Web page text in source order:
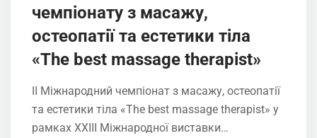
чемпіонату з масажу,
остеопатії та естетики тіла
«The best massage therapist»
ІІ Міжнародний чемпіонат з масажу, остеопатії
та естетики тіла «The best massage therapist» у
рамках XXIІI Міжнародної виставки…